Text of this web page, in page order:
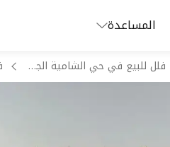
المساعدة
فلل للبيع في حي الشامية الجديد بمكة المكرمة